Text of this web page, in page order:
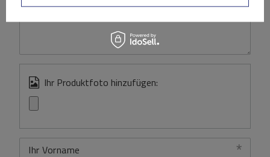
Inhalt Ihrer Bewertung
Ihr Produktfoto hinzufügen:
Ihr Vorname